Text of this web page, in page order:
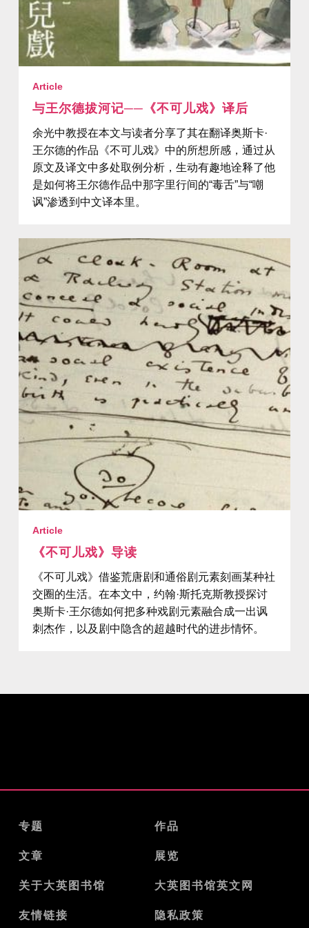
Article
与王尔德拔河记──《不可儿戏》译后
余光中教授在本文与读者分享了其在翻译奥斯卡·
王尔德的作品《不可儿戏》中的所想所感，通过从
原文及译文中多处取例分析，生动有趣地诠释了他
是如何将王尔德作品中那字里行间的“毒舌”与“嘲
讽”渗透到中文译本里。
Article
《不可儿戏》导读
《不可儿戏》借鉴荒唐剧和通俗剧元素刻画某种社
交圈的生活。在本文中，约翰·斯托克斯教授探讨
奥斯卡·王尔德如何把多种戏剧元素融合成一出讽
刺杰作，以及剧中隐含的超越时代的进步情怀。
专题 作品
文章 展览
关于大英图书馆 大英图书馆英文网
友情链接 隐私政策